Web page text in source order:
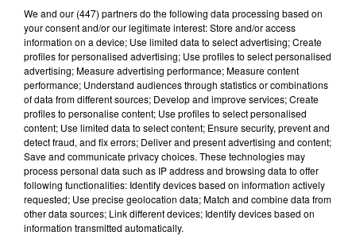
Lecture (2 min 16 sec)
100%
Les infos du Tarn et Garonne
We and our (447) partnersdo the following data processing based on
your consent and/or our legitimate interest: Store and/or access
information on a device; Use limited data to select advertising; Create
profiles for personalised advertising; Use profiles to select personalised
advertising; Measure advertising performance; Measure content
performance; Understand audiences through statistics or combinations
of data from different sources; Develop and improve services; Create
profiles to personalise content; Use profiles to select personalised
content; Use limited data to select content; Ensure security, prevent and
detect fraud, and fix errors; Deliver and present advertising and content;
Save and communicate privacy choices. These technologies may
process personal data such as IP address and browsing data to offer
following functionalities: Identify devices based on information actively
requested; Use precise geolocation data; Match and combine data from
other data sources; Link different devices; Identify devices based on
information transmitted automatically.